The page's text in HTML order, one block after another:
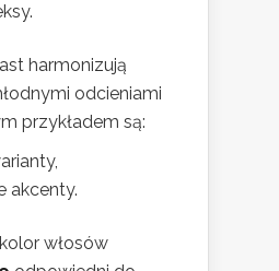
harmonizują
odcieniami
przykładem są:
akcenty.
włosów